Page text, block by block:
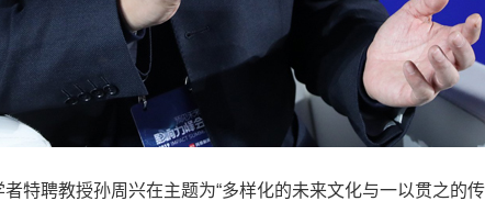
特聘教授孙周兴在主题为“多样化的未来文化与一以贯之的传